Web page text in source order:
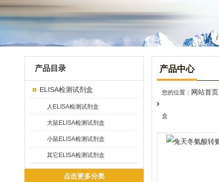
产品目录
ELISA检测试剂盒
人ELISA检测试剂盒
大鼠ELISA检测试剂盒
小鼠ELISA检测试剂盒
其它ELISA检测试剂盒
点击更多分类
产品中心
您的位置： 网站首页
盒